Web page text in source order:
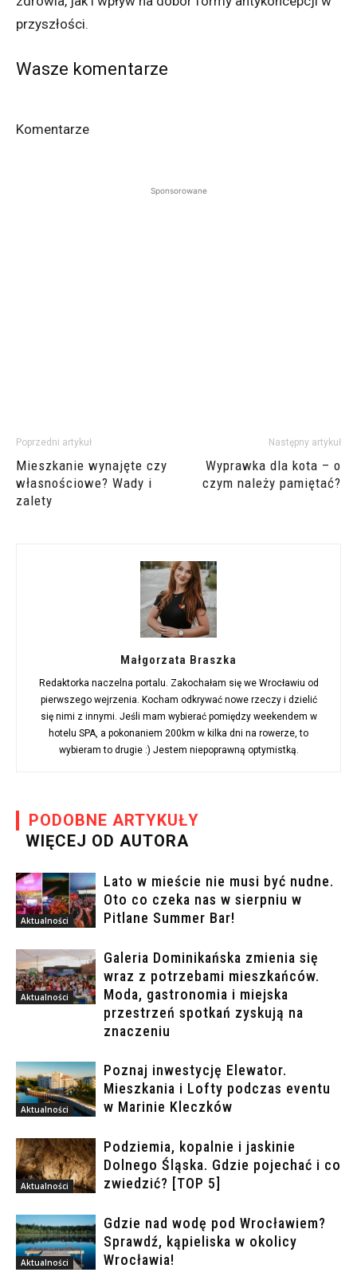
przyszłości.
Wasze komentarze
Komentarze
Sponsorowane
Poprzedni artykuł
Mieszkanie wynajęte czy
własnościowe? Wady i
zalety
Następny artykuł
Wyprawka dla kota – o
czym należy pamiętać?
Małgorzata Braszka
Redaktorka naczelna portalu. Zakochałam się we Wrocławiu od
pierwszego wejrzenia. Kocham odkrywać nowe rzeczy i dzielić
się nimi z innymi. Jeśli mam wybierać pomiędzy weekendem w
hotelu SPA, a pokonaniem 200km w kilka dni na rowerze, to
wybieram to drugie :) Jestem niepoprawną optymistką.
PODOBNE ARTYKUŁY
WIĘCEJ OD AUTORA
Aktualności
Lato w mieście nie musi być nudne.
Oto co czeka nas w sierpniu w
Pitlane Summer Bar!
Aktualności
Galeria Dominikańska zmienia się
wraz z potrzebami mieszkańców.
Moda, gastronomia i miejska
przestrzeń spotkań zyskują na
znaczeniu
Aktualności
Poznaj inwestycję Elewator.
Mieszkania i Lofty podczas eventu
w Marinie Kleczków
Aktualności
Podziemia, kopalnie i jaskinie
Dolnego Śląska. Gdzie pojechać i co
zwiedzić? [TOP 5]
Aktualności
Gdzie nad wodę pod Wrocławiem?
Sprawdź, kąpieliska w okolicy
Wrocławia!